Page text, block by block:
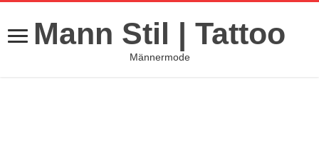
Mann Stil | Tattoo
Männermode